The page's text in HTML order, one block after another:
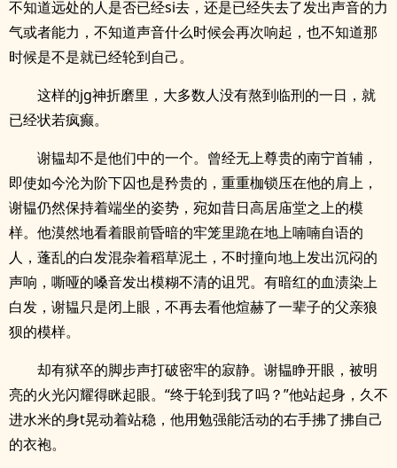
不知道远处的人是否已经si去，还是已经失去了发出声音的力
气或者能力，不知道声音什么时候会再次响起，也不知道那
时候是不是就已经轮到自己。
这样的jg神折磨里，大多数人没有熬到临刑的一日，就
已经状若疯癫。
谢韫却不是他们中的一个。曾经无上尊贵的南宁首辅，
即使如今沦为阶下囚也是矜贵的，重重枷锁压在他的肩上，
谢韫仍然保持着端坐的姿势，宛如昔日高居庙堂之上的模
样。他漠然地看着眼前昏暗的牢笼里跪在地上喃喃自语的
人，蓬乱的白发混杂着稻草泥土，不时撞向地上发出沉闷的
声响，嘶哑的嗓音发出模糊不清的诅咒。有暗红的血渍染上
白发，谢韫只是闭上眼，不再去看他煊赫了一辈子的父亲狼
狈的模样。
却有狱卒的脚步声打破密牢的寂静。谢韫睁开眼，被明
亮的火光闪耀得眯起眼。“终于轮到我了吗？”他站起身，久不
进水米的身t晃动着站稳，他用勉强能活动的右手拂了拂自己
的衣袍。